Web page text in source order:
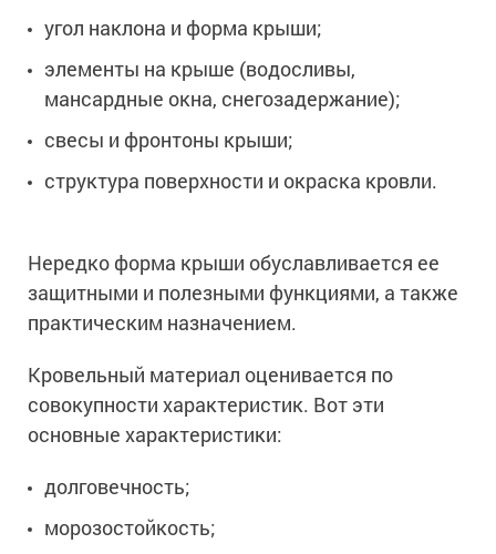
угол наклона и форма крыши;
элементы на крыше (водосливы,
мансардные окна, снегозадержание);
свесы и фронтоны крыши;
структура поверхности и окраска кровли.
Нередко форма крыши обуславливается ее
защитными и полезными функциями, а также
практическим назначением.
Кровельный материал оценивается по
совокупности характеристик. Вот эти
основные характеристики:
долговечность;
морозостойкость;